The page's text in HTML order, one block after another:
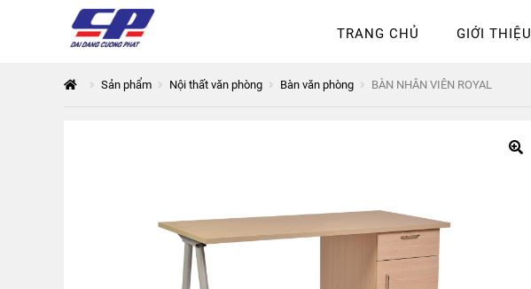
TRANG CHỦ GIỚI THIỆU
Tổng quan 168 Thuận Quân Chính sách bảo mật
Sản phẩm Nội thất văn phòng Bàn văn phòng BÀN NHÂN VIÊN ROYAL